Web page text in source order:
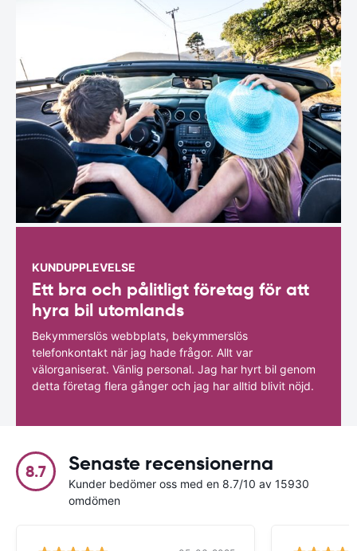
KUNDUPPLEVELSE
Ett bra och pålitligt företag för att
hyra bil utomlands
Bekymmerslös webbplats, bekymmerslös
telefonkontakt när jag hade frågor. Allt var
välorganiserat. Vänlig personal. Jag har hyrt bil genom
detta företag flera gånger och jag har alltid blivit nöjd.
8.7 Senaste recensionerna
Kunder bedömer oss med en 8.7/10 av 15930
omdömen